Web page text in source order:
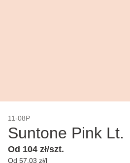
11-08P
Suntone Pink Lt.
Od 104 zł/szt.
Od 57,03 zł/l